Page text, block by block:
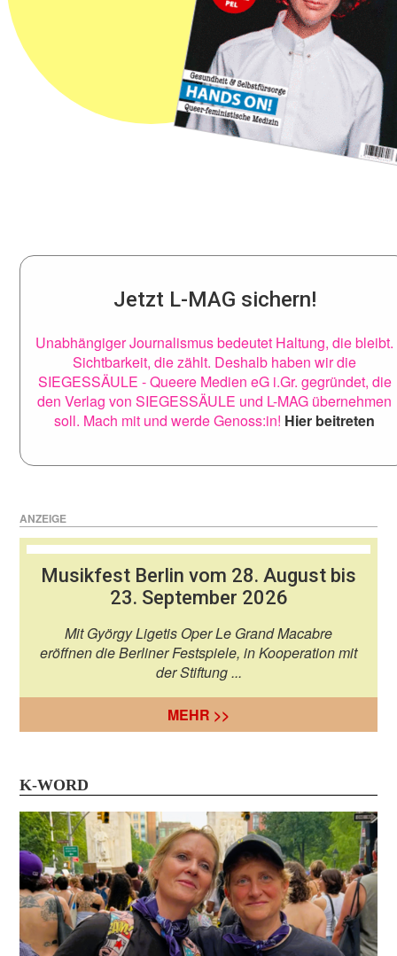
Jetzt L-MAG sichern!
Unabhängiger Journalismus bedeutet Haltung, die bleibt.
Sichtbarkeit, die zählt. Deshalb haben wir die
SIEGESSÄULE - Queere Medien eG i.Gr. gegründet, die
den Verlag von SIEGESSÄULE und L-MAG übernehmen
soll. Mach mit und werde Genoss:in! Hier beitreten
ANZEIGE
Musikfest Berlin vom 28. August bis
23. September 2026
Mit György Ligetis Oper Le Grand Macabre
eröffnen die Berliner Festspiele, in Kooperation mit
der Stiftung ...
MEHR >>
K-WORD